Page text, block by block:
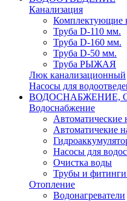
Канализация
Комплектующие
Труба D-110 мм.
Труба D-160 мм.
Труба D-50 мм.
Труба РЫЖАЯ
Люк канализационный
Насосы для
ВОДОСНАБЖЕНИЕ,
Водоснабжение
Автоматичеcкие
Автоматичекие
Насосы для
Очистка воды
Трубы и
Отопление
Водонагреватели